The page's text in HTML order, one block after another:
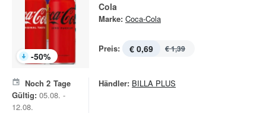
-50%
Cola
Marke: Coca-Cola
Preis: € 0,69 € 1,39
Noch 2 Tage
Gültig: 05.08. -
12.08.
Händler: BILLA PLUS